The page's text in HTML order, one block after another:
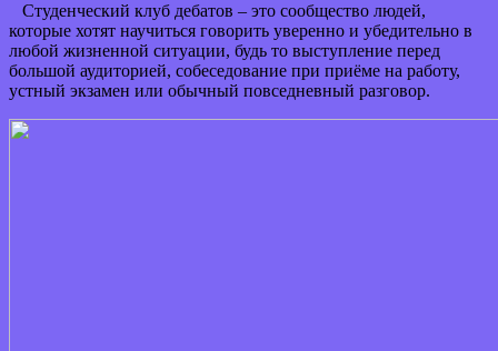
Студенческий клуб дебатов – это сообщество людей,
которые хотят научиться говорить уверенно и убедительно в
любой жизненной ситуации, будь то выступление перед
большой аудиторией, собеседование при приёме на работу,
устный экзамен или обычный повседневный разговор.